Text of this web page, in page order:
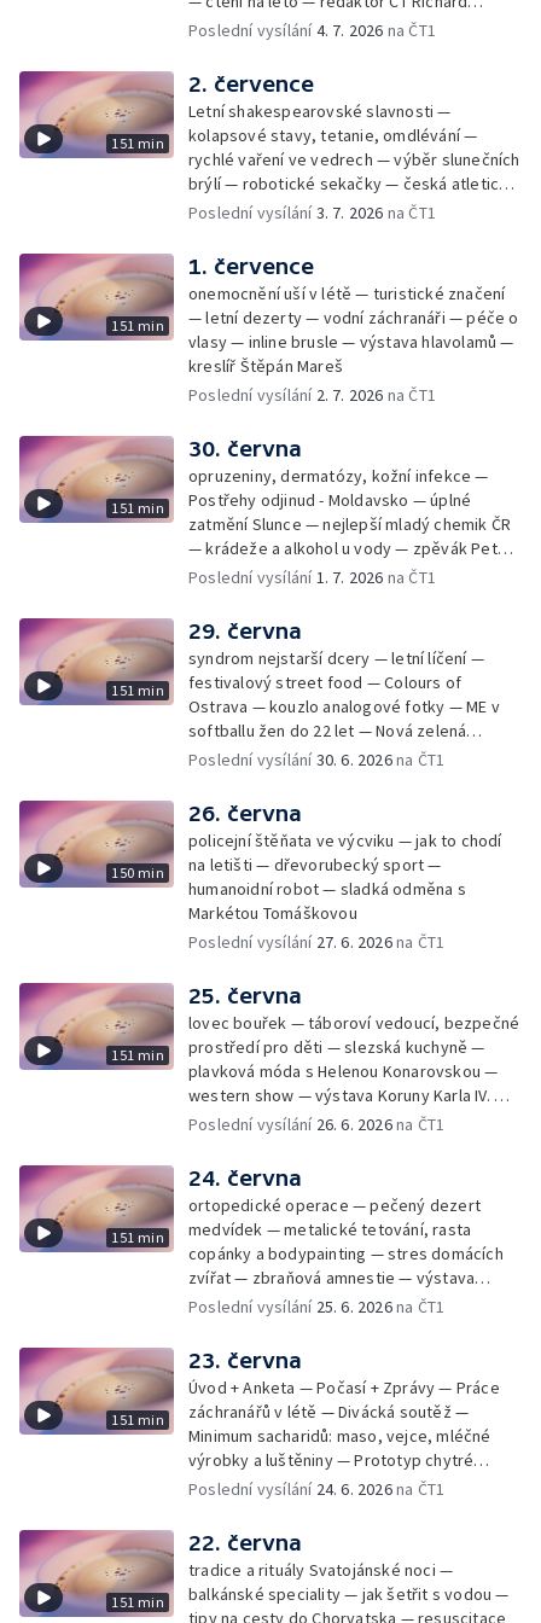
Samko
Poslední vysílání4. 7. 2026 na ČT1
151 min
2. července
Letní shakespearovské slavnosti —
kolapsové stavy, tetanie, omdlévání —
rychlé vaření ve vedrech — výběr slunečních
brýlí — robotické sekačky — česká atletická
rekordmanka — psí seriál: výmarský
Poslední vysílání3. 7. 2026 na ČT1
151 min
1. července
onemocnění uší v létě — turistické značení
— letní dezerty — vodní záchranáři — péče o
vlasy — inline brusle — výstava hlavolamů —
kreslíř Štěpán Mareš
Poslední vysílání 2. 7. 2026 na ČT1
151 min
30. června
opruzeniny, dermatózy, kožní infekce —
Postřehy odjinud - Moldavsko — úplné
zatmění Slunce — nejlepší mladý chemik ČR
— krádeže a alkohol u vody — zpěvák Peter
Cmorik
Poslední vysílání 1. 7. 2026 na ČT1
151 min
29. června
syndrom nejstarší dcery — letní líčení —
festivalový street food — Colours of
Ostrava — kouzlo analogové fotky — ME v
softballu žen do 22 let — Nová zelená
úsporám — Global Teacher Prize Czech
Poslední vysílání30. 6. 2026na ČT1
150 min
26. června
policejní štěňata ve výcviku — jak to chodí
na letišti — dřevorubecký sport —
humanoidní robot — sladká odměna s
Markétou Tomáškovou
Poslední vysílání 27. 6. 2026na ČT1
151 min
25. června
lovec bouřek — táboroví vedoucí, bezpečné
prostředí pro děti — slezská kuchyně —
plavková móda s Helenou Konarovskou —
western show — výstava Koruny Karla IV. —
mladý lezecký fenomén Josef Šindel
Poslední vysílání 26. 6. 2026na ČT1
151 min
24. června
ortopedické operace — pečený dezert
medvídek — metalické tetování, rasta
copánky a bodypainting — stres domácích
zvířat — zbraňová amnestie — výstava
mikrofotografií rostlin — fenomenální
Poslední vysílání 25. 6. 2026na ČT1
151 min
23. června
Úvod + Anketa — Počasí + Zprávy — Práce
záchranářů v létě — Divácká soutěž —
Minimum sacharidů: maso, vejce, mléčné
výrobky a luštěniny — Prototyp chytré
vložky do bot pro běžce — Anketa +
záchranářů v létě — Divácká soutěž —
Minimum sacharidů: maso, vejce, mléčné
výrobky a luštěniny — Jak se udržet v
kondici v létě bez posilovny — Prototyp
Poslední vysílání 24. 6. 2026na ČT1
151 min
22. června
tradice a rituály Svatojánské noci —
balkánské speciality — jak šetřit s vodou —
tipy na cesty do Chorvatska — resuscitace